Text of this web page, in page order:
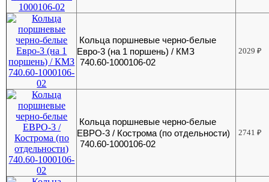
Кольца поршневые черно-белые
Евро-3 (на 1 поршень) / КМЗ
740.60-1000106-02
2029₽
Кольца поршневые черно-белые
ЕВРО-3 / Кострома (по отдельности)
740.60-1000106-02
2741₽